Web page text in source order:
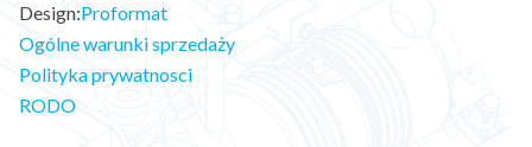
Design:Proformat
Ogólne warunki sprzedaży
Polityka prywatnosci
RODO